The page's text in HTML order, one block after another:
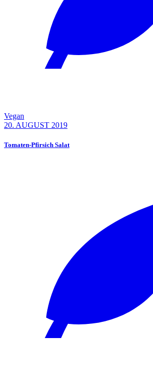
Vegan
20. AUGUST 2019
Tomaten-Pfirsich Salat